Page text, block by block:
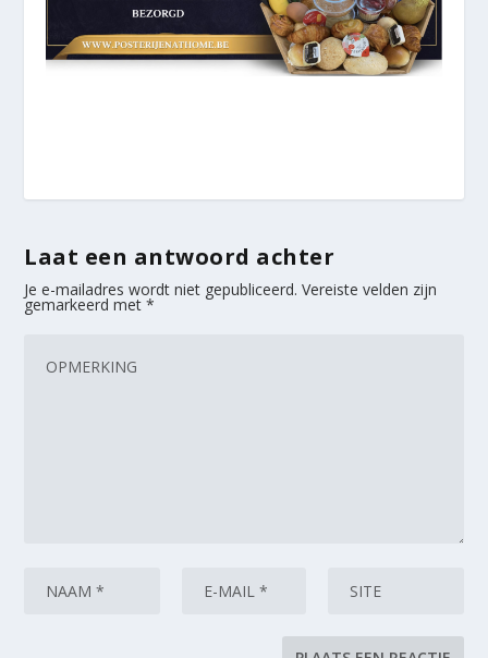
Laat een antwoord achter
Je e-mailadres wordt niet gepubliceerd. Vereiste velden zijn
gemarkeerd met*